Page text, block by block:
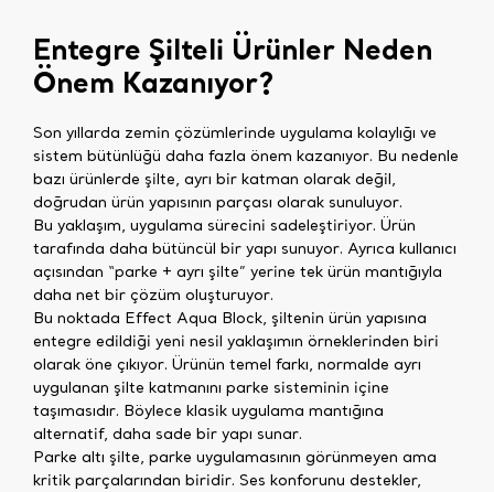
Entegre Şilteli Ürünler Neden
Önem Kazanıyor?
Son yıllarda zemin çözümlerinde uygulama kolaylığı ve
sistem bütünlüğü daha fazla önem kazanıyor. Bu nedenle
bazı ürünlerde şilte, ayrı bir katman olarak değil,
doğrudan ürün yapısının parçası olarak sunuluyor.
Bu yaklaşım, uygulama sürecini sadeleştiriyor. Ürün
tarafında daha bütüncül bir yapı sunuyor. Ayrıca kullanıcı
açısından “parke + ayrı şilte” yerine tek ürün mantığıyla
daha net bir çözüm oluşturuyor.
Bu noktada Effect Aqua Block, şiltenin ürün yapısına
entegre edildiği yeni nesil yaklaşımın örneklerinden biri
olarak öne çıkıyor. Ürünün temel farkı, normalde ayrı
uygulanan şilte katmanını parke sisteminin içine
taşımasıdır. Böylece klasik uygulama mantığına
alternatif, daha sade bir yapı sunar.
Parke altı şilte, parke uygulamasının görünmeyen ama
kritik parçalarından biridir. Ses konforunu destekler,